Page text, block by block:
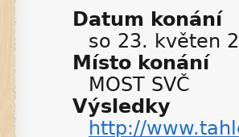
Datum konání
so 23. květen
Místo konání
MOST SVČ
Výsledky
http://